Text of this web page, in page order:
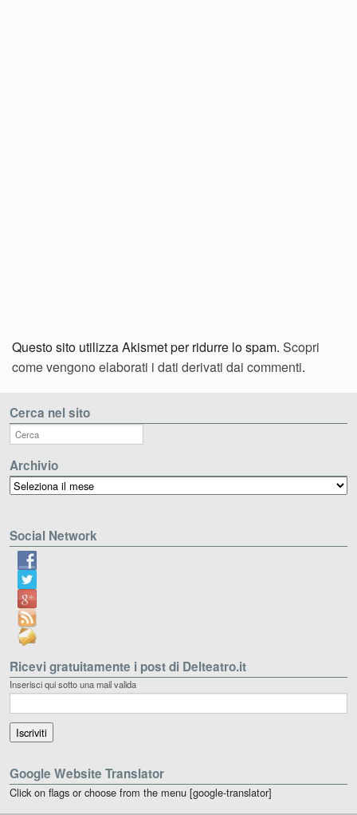
Questo sito utilizza Akismet per ridurre lo spam. Scopri
come vengono elaborati i dati derivati dai commenti.
Cerca nel sito
Archivio
Archivio
Social Network
Ricevi gratuitamente i post di Delteatro.it
Inserisci qui sotto una mail valida
Google Website Translator
Click on flags or choose from the menu [google-translator]